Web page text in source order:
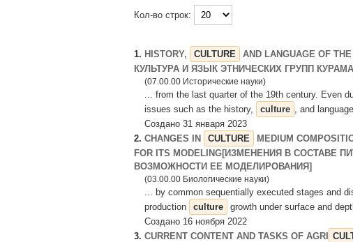
Кол-во строк:
1. HISTORY, CULTURE
AND LANGUAGE OF
КУЛЬТУРА И ЯЗЫК ЭТНИЧЕСКИХ ГРУПП
(07.00.00 Исторические науки)
... from the last quarter of the 19th century. Even
issues such as the history,
culture , and
Создано 31 января 2023
2. CHANGES IN CULTURE
MEDIUM
FOR ITS MODELING[ИЗМЕНЕНИЯ В
ВОЗМОЖНОСТИ ЕЕ МОДЕЛИРОВАНИЯ]
(03.00.00 Биологические науки)
... by common sequentially executed stages and
production
culture
growth under surface and
Создано 16 ноября 2022
3. CURRENT CONTENT AND TASKS OF AGRI